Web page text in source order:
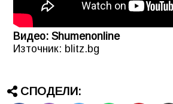
Видео: Shumenonline
Източник: blitz.bg
СПОДЕЛИ: